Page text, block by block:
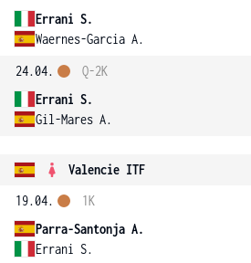
Errani S.
Waernes-Garcia A.
24.04.
Errani S.
Gil-Mares A.
Q-2K
Valencie ITF
19.04.
Parra-Santonja A.
Errani S.
1K